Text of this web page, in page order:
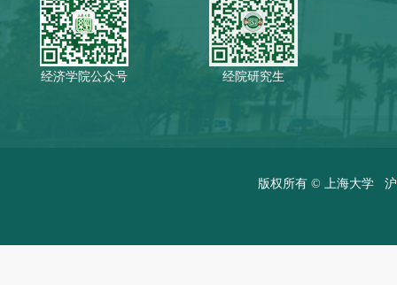
经济学院公众号 经院研究生
版权所有 © 上海大学